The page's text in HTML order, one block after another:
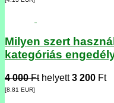
Milyen szert
kategóriás
4 000 Fthelyett3 200 Ft
[8.81 EUR]